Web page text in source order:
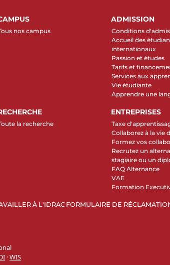
nos campus
ADMISSION
Conditions
Accueil des
internationaux
Passion et études
Tarifs et
Services aux
Vie étudiante
Apprendre une
la recherche
ENTREPRISES
Taxe
Collaborez à la vie
Formez vos
Recrutez un
stagiaire ou un
FAQ Alternance
VAE
Formation
À L'IDRACFORMULAIRE DE